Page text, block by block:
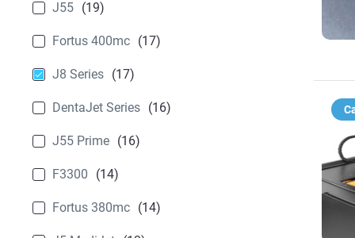
J55 (19)
Fortus 400mc (17)
J8 Series (17)
DentaJet Series (16)
J55 Prime (16)
F3300 (14)
Fortus 380mc (14)